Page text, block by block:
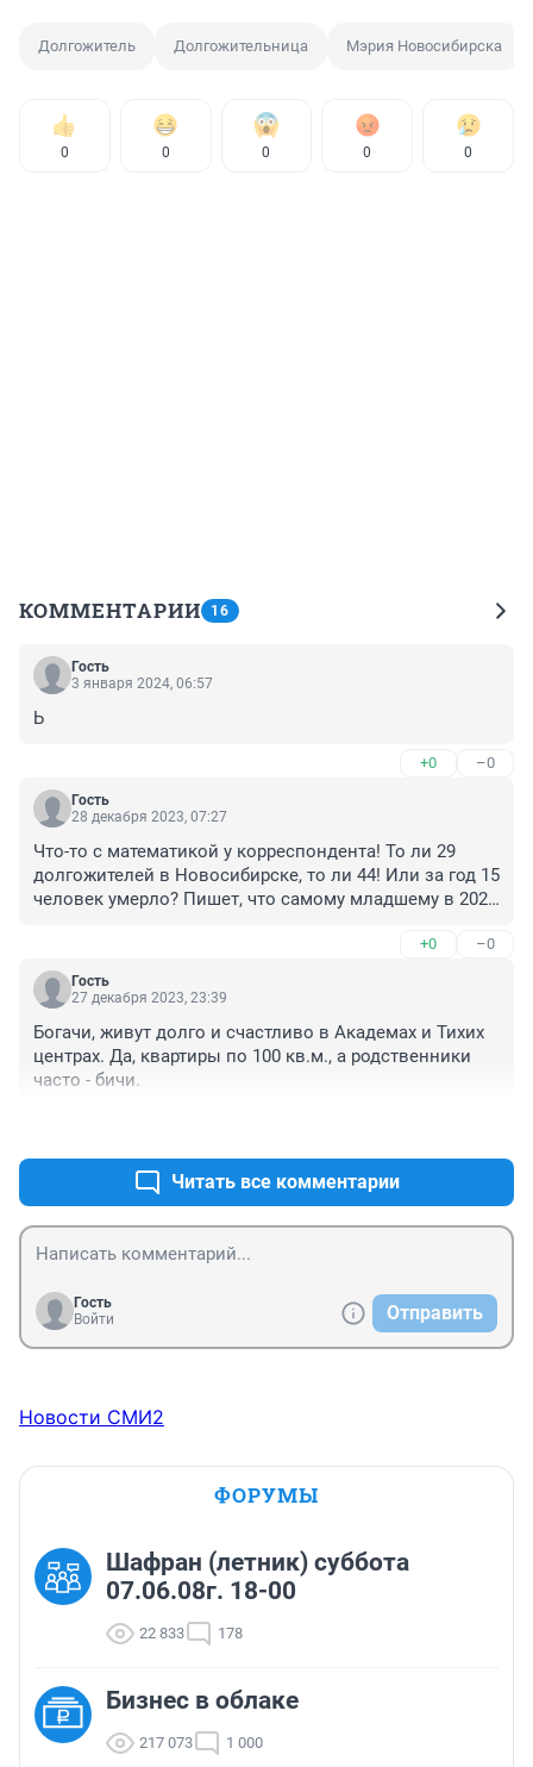
Долгожитель Долгожительница Мэрия Новосибирска
0 0 0 0 0
КОММЕНТАРИИ 16
Гость
3 января 2024, 06:57
Ь
+0 –0
Гость
28 декабря 2023, 07:27
Что-то с математикой у корреспондента! То ли 29
долгожителей в Новосибирске, то ли 44! Или за год 15
человек умерло? Пишет, что самому младшему в 2024
+0 –0
Гость
27 декабря 2023, 23:39
Богачи, живут долго и счастливо в Академах и Тихих
центрах. Да, квартиры по 100 кв.м., а родственники
часто - бичи.
Читать все комментарии
Гость
Войти
Отправить
Новости СМИ2
ФОРУМЫ
Шафран (летник) суббота
07.06.08г. 18-00
22 833 178
Бизнес в облаке
217 073 1 000